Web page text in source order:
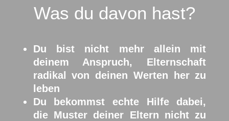
Was du davon hast?
Du bist nicht mehr allein mit
deinem Anspruch, Elternschaft
radikal von deinen Werten her zu
leben
Du bekommst echte Hilfe dabei,
die Muster deiner Eltern nicht zu